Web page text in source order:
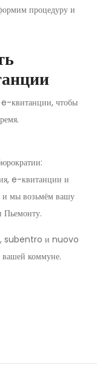
процедуру и
квитанции, чтобы
e-квитанции и
и мы возьмём вашу
Пьемонту.
subentro и nuovo
коммуне.